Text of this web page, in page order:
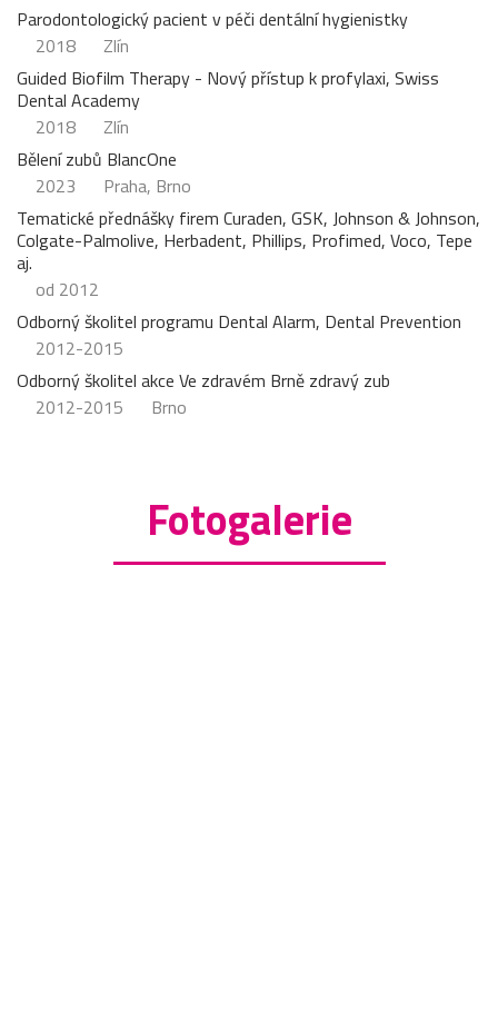
Parodontologický pacient v péči dentální hygienistky
2018
Zlín
Guided Biofilm Therapy - Nový přístup k profylaxi, Swiss
Dental Academy
2018
Zlín
Bělení zubů BlancOne
2023
Praha, Brno
Tematické přednášky firem Curaden, GSK, Johnson & Johnson,
Colgate-Palmolive, Herbadent, Phillips, Profimed, Voco, Tepe
aj.
od 2012
Odborný školitel programu Dental Alarm, Dental Prevention
2012-2015
Odborný školitel akce Ve zdravém Brně zdravý zub
2012-2015
Brno
Fotogalerie